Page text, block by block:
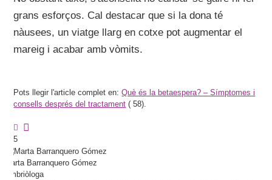
grans esforços. Cal destacar que si la dona té
nàusees, un viatge llarg en cotxe pot augmentar el
mareig i acabar amb vòmits.
Pots llegir l'article complet en:Què és la betaespera? – Símptomes i
consells després del tractament ( 58).
5
Marta Barranquero Gómez
Embriòloga